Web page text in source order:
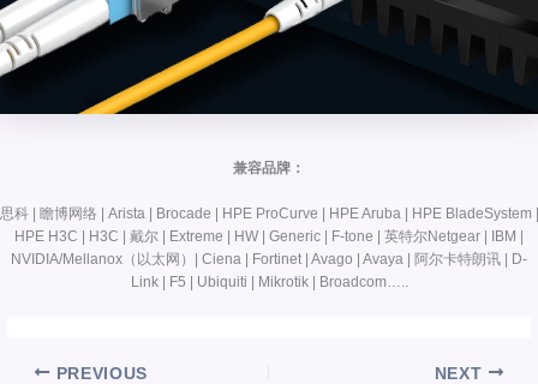
兼容品牌：
思科 | 瞻博网络 | Arista | Brocade | HPE ProCurve | HPE Aruba | HPE BladeSystem |
HPE H3C | H3C | 戴尔 | Extreme | HW | Generic | F-tone | 英特尔Netgear | IBM |
NVIDIA/Mellanox（以太网）| Ciena | Fortinet | Avago | Avaya | 阿尔卡特朗讯 | D-
Link | F5 | Ubiquiti | Mikrotik | Broadcom…..
PREVIOUS NEXT